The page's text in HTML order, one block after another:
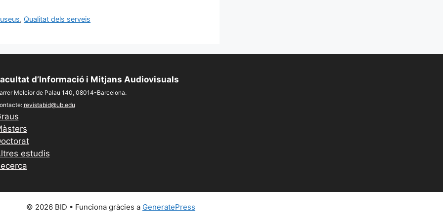
, Qualitat dels serveis
d’Informació i Mitjans Audiovisuals
Melcior de Palau 140, 08014-Barcelona.
revistabid@ub.edu
estudis
© 2026 BID • Funciona gràcies a GeneratePress